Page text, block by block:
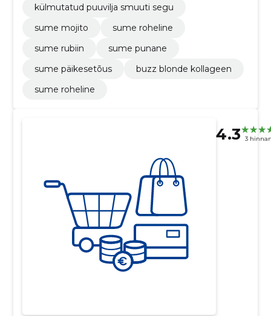
külmutatud puuvilja smuuti segu
sume mojito
sume roheline
sume rubiin
sume punane
sume päikesetõus
buzz blonde kollageen
sume roheline
4.3 3